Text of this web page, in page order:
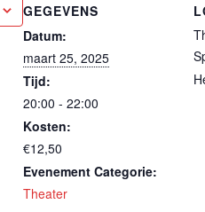
GEGEVENS
Datum:
maart 25, 2025
Tijd:
20:00 - 22:00
Kosten:
€12,50
Evenement Categorie:
Theater